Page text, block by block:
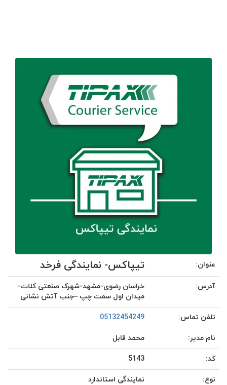
عنوان: تیپاکس- نمایندگی فرخد
آدرس:
خراسان رضوی-مشهد-شهرک صنعتی کلات-
میدان اول سمت چپ –جنب آتش نشانی
تلفن تماس: 05132454249
نام مدیر: محمد قابل
کد: 5143
نوع: نمایندگی استاندارد